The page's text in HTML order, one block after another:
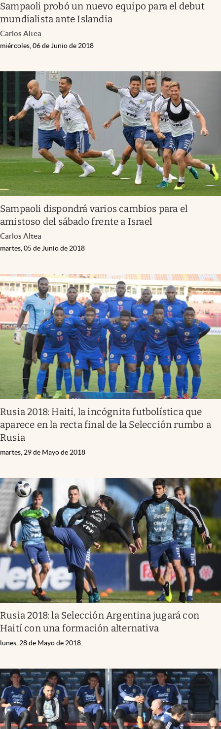
Sampaoli probó un nuevo equipo para el debut
mundialista ante Islandia
Carlos Altea
miércoles, 06 de Junio de 2018
Sampaoli dispondrá varios cambios para el
amistoso del sábado frente a Israel
Carlos Altea
martes, 05 de Junio de 2018
Rusia 2018: Haití, la incógnita futbolística que
aparece en la recta final de la Selección rumbo a
Rusia
martes, 29 de Mayo de 2018
Rusia 2018: la Selección Argentina jugará con
Haití con una formación alternativa
lunes, 28 de Mayo de 2018